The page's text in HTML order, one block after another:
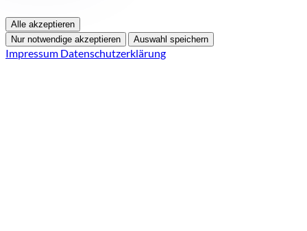
Alle akzeptieren
Nur notwendige akzeptieren
Auswahl speichern
Impressum Datenschutzerklärung